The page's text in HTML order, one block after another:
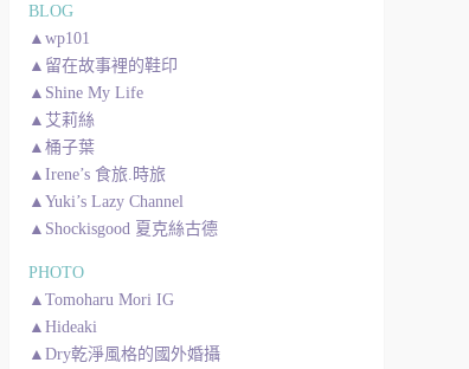
BLOG
▲wp101
▲留在故事裡的鞋印
▲Shine My Life
▲艾莉絲
▲桶子葉
▲Irene’s 食旅.時旅
▲Yuki’s Lazy Channel
▲Shockisgood 夏克絲古德
PHOTO
▲Tomoharu Mori IG
▲Hideaki
▲Dry乾淨風格的國外婚攝